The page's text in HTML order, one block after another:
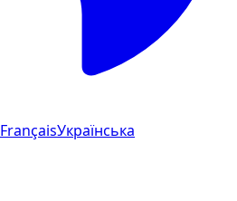
FrançaisУкраїнська